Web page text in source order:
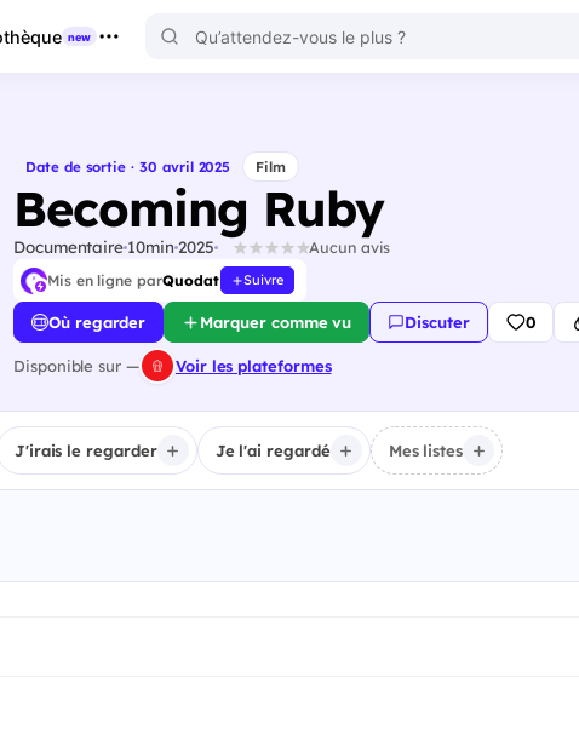
new
Date de sortie · 30 avril 2025 Film
Becoming Ruby
Documentaire 10min 2025 Aucun avis
Mis en ligne parQuodat Suivre
Où regarder Marquer comme vu Discuter 0
Disponible sur — Voir les plateformes
J'irais le regarder Je l'ai regardé Mes listes